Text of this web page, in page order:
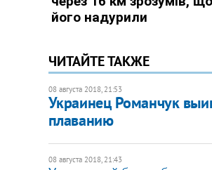
ЧИТАЙТЕ ТАКЖЕ
08 августа 2018, 21:53
Украинец Романчук
плаванию
08 августа 2018, 21:43